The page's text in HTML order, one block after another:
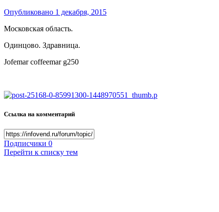
Опубликовано 1 декабря, 2015
Московская область.
Одинцово. Здравница.
Jofemar coffeemar g250
Ссылка на комментарий
Подписчики 0
Перейти к списку тем